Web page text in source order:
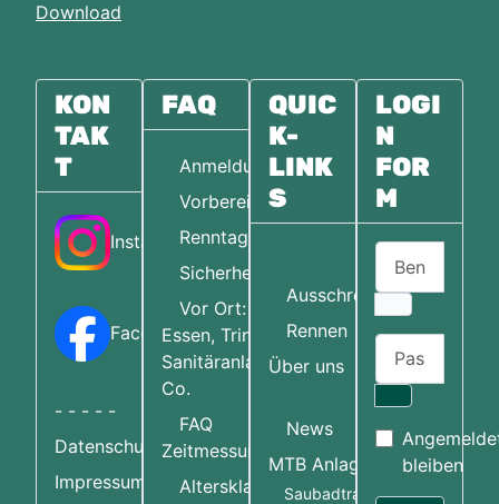
Download
KON
TAK
T
Instagram
Facebook
- - - - -
Datenschutzerklärung
Impressum
FAQ
Anmeldung
Vorbereitung
Renntag
Sicherheit
Vor Ort:
Essen, Trinken,
Sanitäranlagen &
Co.
FAQ
Zeitmessung
Altersklassen
QUIC
K-
LINK
S
Ausschreibungen
Rennen
Über uns
News
MTB Anlagen
Saubadtrail
LOGI
N
FOR
M
Passwort
Passwort
bleiben